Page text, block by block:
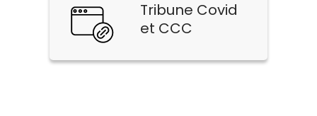
Tribune Covid
et CCC